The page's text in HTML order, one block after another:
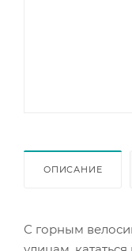
ОПИСАНИЕ
С горным